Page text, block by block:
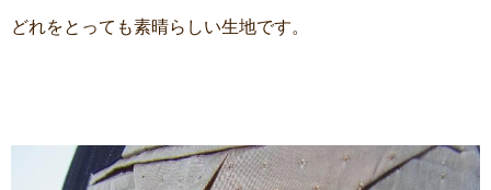
どれをとっても素晴らしい生地です。